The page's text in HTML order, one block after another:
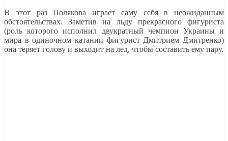
В этот раз Полякова играет саму себя в неожиданным
обстоятельствах. Заметив на льду прекрасного фигуриста
(роль которого исполнил двукратный чемпион Украины и
мира в одиночном катании фигурист Дмитрием Дмитренко)
она теряет голову и выходит на лед, чтобы составить ему пару.